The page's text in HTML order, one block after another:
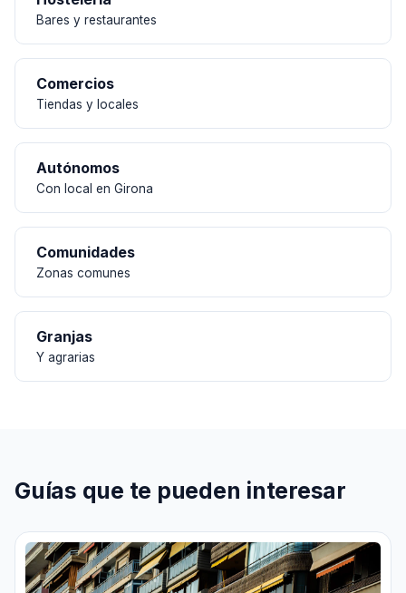
Bares y restaurantes
Comercios
Tiendas y locales
Autónomos
Con local en Girona
Comunidades
Zonas comunes
Granjas
Y agrarias
Guías que te pueden interesar